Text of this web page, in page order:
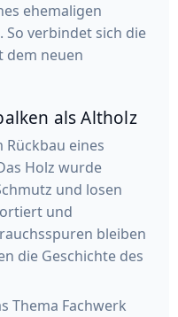
ehemaligen
So verbindet sich die
dem neuen
als Altholz
Rückbau eines
Holz wurde
und losen
und
bleiben
die Geschichte des
Thema Fachwerk